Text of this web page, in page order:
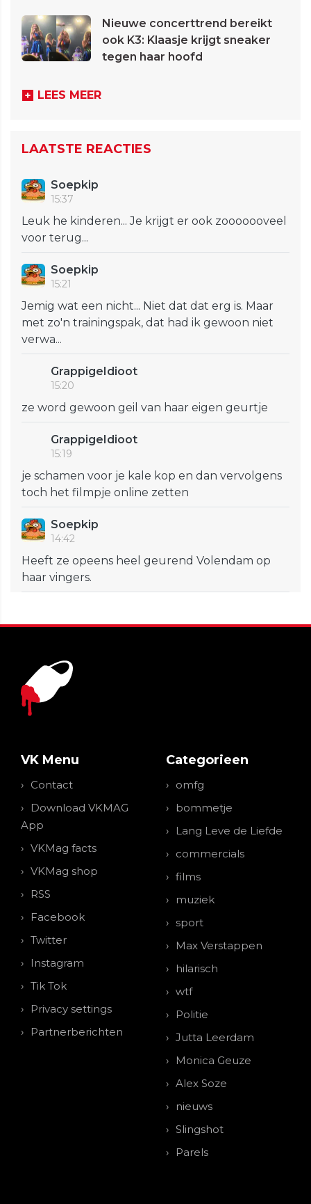
Nieuwe concerttrend bereikt
ook K3: Klaasje krijgt sneaker
tegen haar hoofd
LEES MEER
LAATSTE REACTIES
Soepkip
15:37
Leuk he kinderen... Je krijgt er ook zooooooveel
voor terug...
Soepkip
15:21
Jemig wat een nicht... Niet dat dat erg is. Maar
met zo'n trainingspak, dat had ik gewoon niet
verwa...
GrappigeIdioot
15:20
ze word gewoon geil van haar eigen geurtje
GrappigeIdioot
15:19
je schamen voor je kale kop en dan vervolgens
toch het filmpje online zetten
Soepkip
14:42
Heeft ze opeens heel geurend Volendam op
haar vingers.
VK Menu
Contact
Download VKMAG
App
VKMag facts
VKMag shop
RSS
Facebook
Twitter
Instagram
Tik Tok
Privacy settings
Partnerberichten
Categorieen
omfg
bommetje
Lang Leve de Liefde
commercials
films
muziek
sport
Max Verstappen
hilarisch
wtf
Politie
Jutta Leerdam
Monica Geuze
Alex Soze
nieuws
Slingshot
Parels